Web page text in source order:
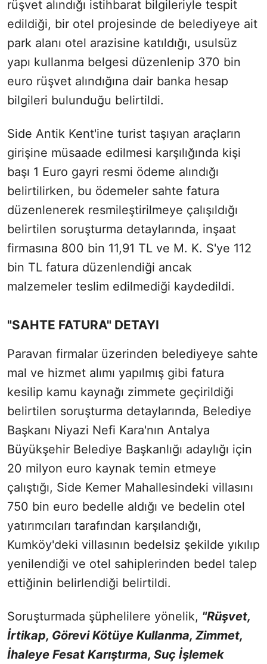
rüşvet alındığı istihbarat bilgileriyle tespit
edildiği, bir otel projesinde de belediyeye ait
park alanı otel arazisine katıldığı, usulsüz
yapı kullanma belgesi düzenlenip 370 bin
euro rüşvet alındığına dair banka hesap
bilgileri bulunduğu belirtildi.
Side Antik Kent'ine turist taşıyan araçların
girişine müsaade edilmesi karşılığında kişi
başı 1 Euro gayri resmi ödeme alındığı
belirtilirken, bu ödemeler sahte fatura
düzenlenerek resmileştirilmeye çalışıldığı
belirtilen soruşturma detaylarında, inşaat
firmasına 800 bin 11,91 TL ve M. K. S'ye 112
bin TL fatura düzenlendiği ancak
malzemeler teslim edilmediği kaydedildi.
"SAHTE FATURA" DETAYI
Paravan firmalar üzerinden belediyeye sahte
mal ve hizmet alımı yapılmış gibi fatura
kesilip kamu kaynağı zimmete geçirildiği
belirtilen soruşturma detaylarında, Belediye
Başkanı Niyazi Nefi Kara'nın Antalya
Büyükşehir Belediye Başkanlığı adaylığı için
20 milyon euro kaynak temin etmeye
çalıştığı, Side Kemer Mahallesindeki villasını
750 bin euro bedelle aldığı ve bedelin otel
yatırımcıları tarafından karşılandığı,
Kumköy'deki villasının bedelsiz şekilde yıkılıp
yenilendiği ve otel sahiplerinden bedel talep
ettiğinin belirlendiği belirtildi.
Soruşturmada şüphelilere yönelik, "Rüşvet,
İrtikap, Görevi Kötüye Kullanma, Zimmet,
İhaleye Fesat Karıştırma, Suç İşlemek